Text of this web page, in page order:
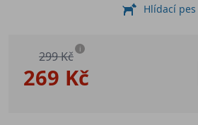
269 Kč
299 Kč i
Hlídací pes